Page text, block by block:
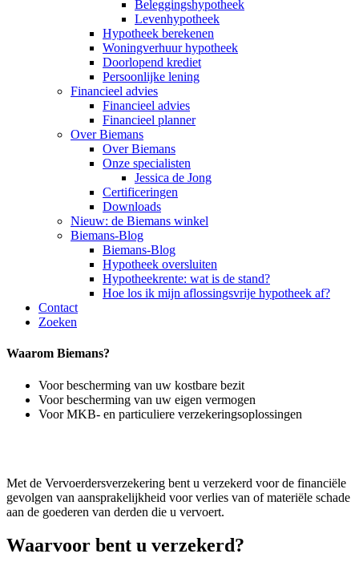
Beleggingshypotheek
Levenhypotheek
Hypotheek berekenen
Woningverhuur hypotheek
Doorlopend krediet
Persoonlijke lening
Financieel advies
Financieel advies
Financieel planner
Over Biemans
Over Biemans
Onze specialisten
Jessica de Jong
Certificeringen
Downloads
Nieuw: de Biemans winkel
Biemans-Blog
Biemans-Blog
Hypotheek oversluiten
Hypotheekrente: wat is de stand?
Hoe los ik mijn aflossingsvrije hypotheek af?
Contact
Zoeken
Waarom Biemans?
Voor bescherming van uw kostbare bezit
Voor bescherming van uw eigen vermogen
Voor MKB- en particuliere verzekeringsoplossingen
Met de Vervoerdersverzekering bent u verzekerd voor de financiële
gevolgen van aansprakelijkheid voor verlies van of materiële schade
aan de goederen van derden die u vervoert.
Waarvoor bent u verzekerd?